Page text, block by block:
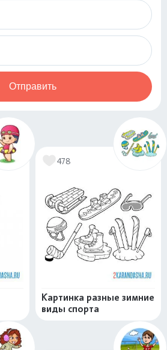
Отправить
478
Картинка разные зимние
виды спорта